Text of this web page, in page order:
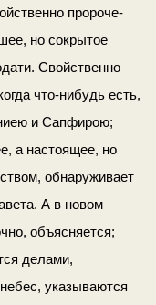
пророче­
но сокрытое
Свойственно
что-нибудь есть,
и Сапфирою;
а настоящее, но
обнаруживает
А в новом
объясняется;
делами,
указываются